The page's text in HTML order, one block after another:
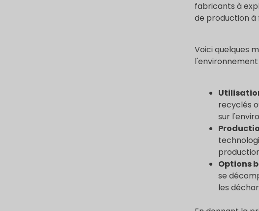
fabricants à
de production à
Voici quelques
recyclés
sur
Options
se
les